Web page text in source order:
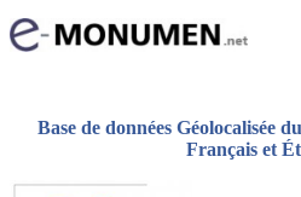
Base de données Géolocalisée
Français et